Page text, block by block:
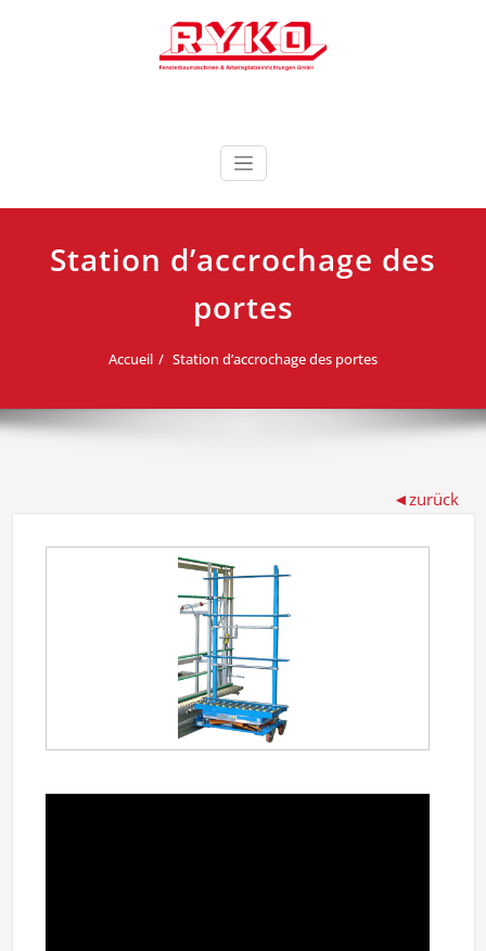
RYKO France RYKO
Deutschland
GmbH
Station d’accrochage des
portes
Accueil Station d’accrochage des portes